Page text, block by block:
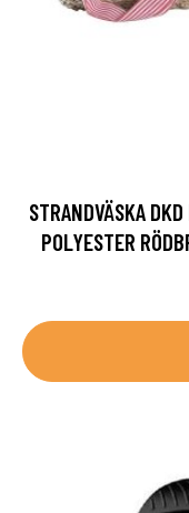
STRANDVÄSKA
POLYESTER